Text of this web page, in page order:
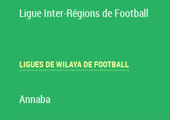
Ligue Inter-Régions de Football
LIGUES DE WILAYA DE FOOTBALL
Annaba